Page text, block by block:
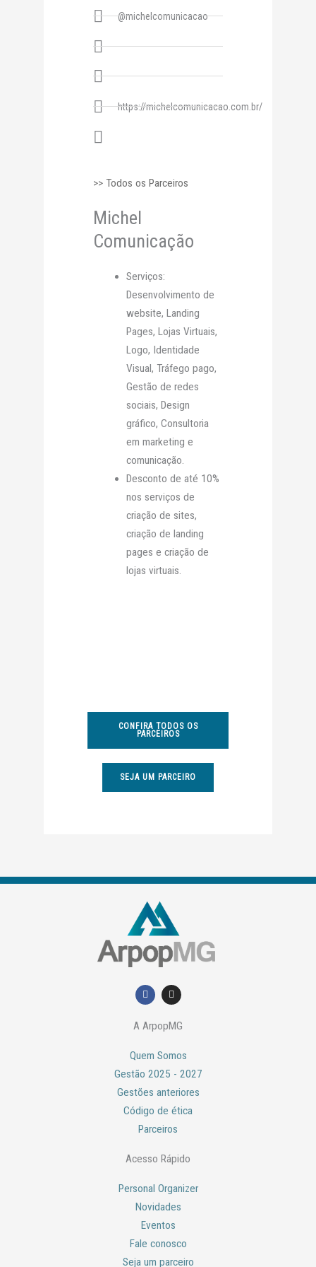
@michelcomunicacao
https://michelcomunicacao.com.br/
>> Todos os Parceiros
Michel
Comunicação
Serviços:
Desenvolvimento de
website, Landing
Pages, Lojas Virtuais,
Logo, Identidade
Visual, Tráfego pago,
Gestão de redes
sociais, Design
gráfico, Consultoria
em marketing e
comunicação.
Desconto de até 10%
nos serviços de
criação de sites,
criação de landing
pages e criação de
lojas virtuais.
CONFIRA TODOS OS
PARCEIROS
SEJA UM PARCEIRO
F
a
b
k
I
n
a
a
A ArpopMG
Quem Somos
Gestão 2025 - 2027
Gestões anteriores
Código de ética
Parceiros
Acesso Rápido
Personal Organizer
Novidades
Eventos
Fale conosco
Seja um parceiro